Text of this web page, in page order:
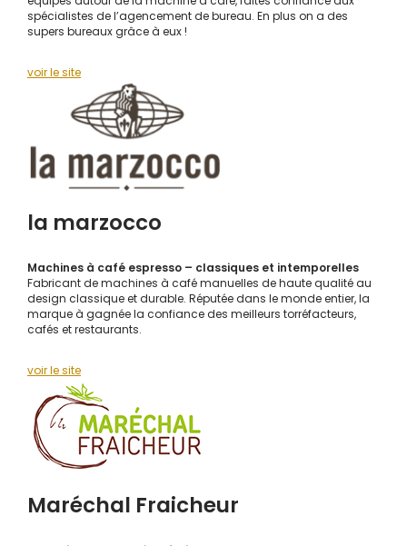
spécialistes de l’agencement de bureau. En plus on a des
supers bureaux grâce à eux !
voir le site
la marzocco
Machines à café espresso – classiques et intemporelles
Fabricant de machines à café manuelles de haute qualité au
design classique et durable. Réputée dans le monde entier, la
marque à gagnée la confiance des meilleurs torréfacteurs,
cafés et restaurants.
voir le site
Maréchal Fraicheur